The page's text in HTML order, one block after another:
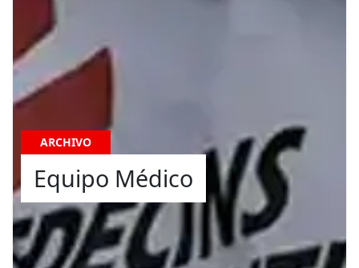
ARCHIVO
Equipo Médico